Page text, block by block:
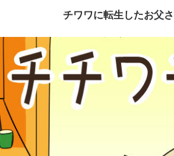
チワワに転生したお父